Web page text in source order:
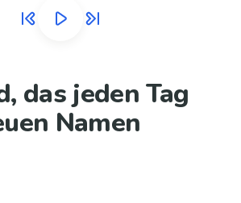
das jeden Tag
Namen